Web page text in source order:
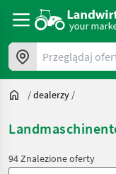
Przeglądaj oferty
/dealerzy /
94 Znalezione oferty